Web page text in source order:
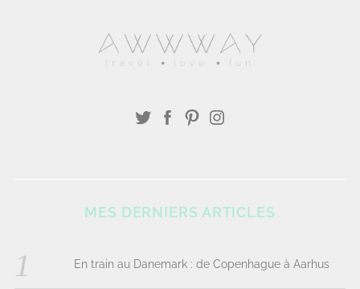
MES DERNIERS ARTICLES
En train au Danemark : de Copenhague à Aarhus